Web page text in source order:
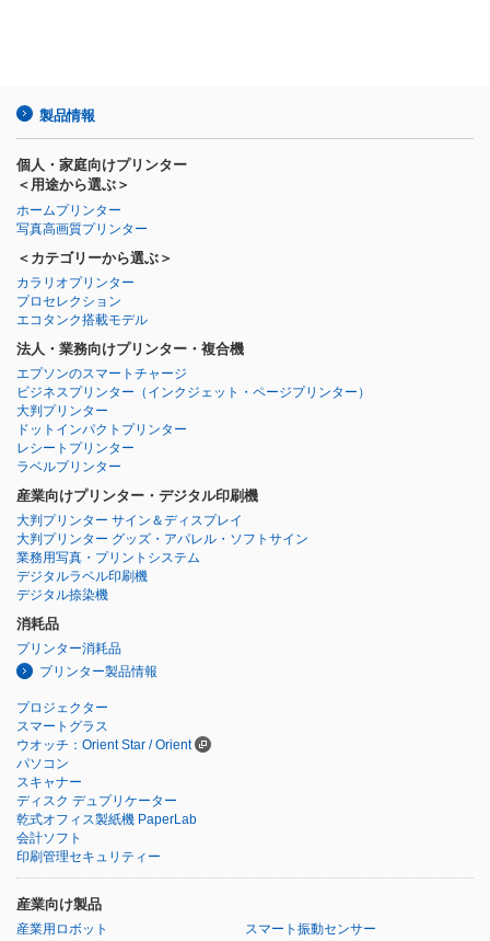
製品情報
個人・家庭向けプリンター
＜用途から選ぶ＞
ホームプリンター
写真高画質プリンター
＜カテゴリーから選ぶ＞
カラリオプリンター
プロセレクション
エコタンク搭載モデル
法人・業務向けプリンター・複合機
エプソンのスマートチャージ
ビジネスプリンター （インクジェット・ページプリンター）
大判プリンター
ドットインパクトプリンター
レシートプリンター
ラベルプリンター
産業向けプリンター・デジタル印刷機
大判プリンター サイン＆ディスプレイ
大判プリンター グッズ・アパレル・ソフトサイン
業務用写真・プリントシステム
デジタルラベル印刷機
デジタル捺染機
消耗品
プリンター消耗品
プリンター製品情報
プロジェクター
スマートグラス
ウオッチ：Orient Star / Orient
パソコン
スキャナー
ディスク デュプリケーター
乾式オフィス製紙機 PaperLab
会計ソフト
印刷管理セキュリティー
産業向け製品
産業用ロボット スマート振動センサー